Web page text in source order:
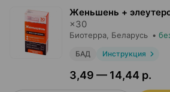
Женьшень +
×30
Биотерра, Беларусь •
БАД Инструкция
3,49 — 14,44 р.